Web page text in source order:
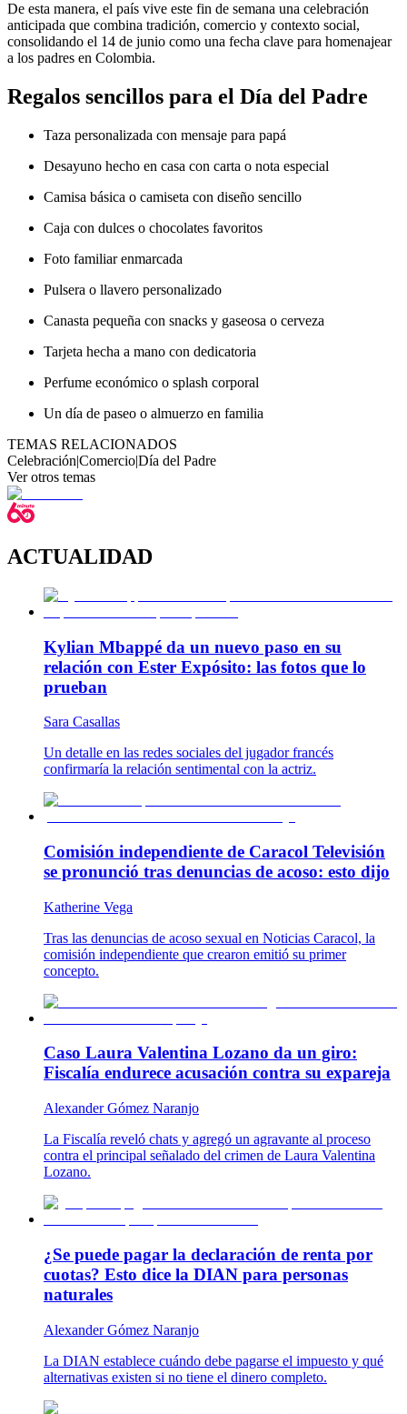
De esta manera, el país vive este fin de semana una celebración
anticipada que combina tradición, comercio y contexto social,
consolidando el 14 de junio como una fecha clave para homenajear
a los padres en Colombia.
Regalos sencillos para el Día del Padre
Taza personalizada con mensaje para papá
Desayuno hecho en casa con carta o nota especial
Camisa básica o camiseta con diseño sencillo
Caja con dulces o chocolates favoritos
Foto familiar enmarcada
Pulsera o llavero personalizado
Canasta pequeña con snacks y gaseosa o cerveza
Tarjeta hecha a mano con dedicatoria
Perfume económico o splash corporal
Un día de paseo o almuerzo en familia
TEMAS RELACIONADOS
Celebración|Comercio|Día del Padre
Ver otros temas
ACTUALIDAD
Kylian Mbappé da un nuevo paso en su
relación con Ester Expósito: las fotos que lo
prueban
Sara Casallas
Un detalle en las redes sociales del jugador francés
confirmaría la relación sentimental con la actriz.
Comisión independiente de Caracol Televisión
se pronunció tras denuncias de acoso: esto dijo
Katherine Vega
Tras las denuncias de acoso sexual en Noticias Caracol, la
comisión independiente que crearon emitió su primer
concepto.
Caso Laura Valentina Lozano da un giro:
Fiscalía endurece acusación contra su expareja
Alexander Gómez Naranjo
La Fiscalía reveló chats y agregó un agravante al proceso
contra el principal señalado del crimen de Laura Valentina
Lozano.
¿Se puede pagar la declaración de renta por
cuotas? Esto dice la DIAN para personas
naturales
Alexander Gómez Naranjo
La DIAN establece cuándo debe pagarse el impuesto y qué
alternativas existen si no tiene el dinero completo.